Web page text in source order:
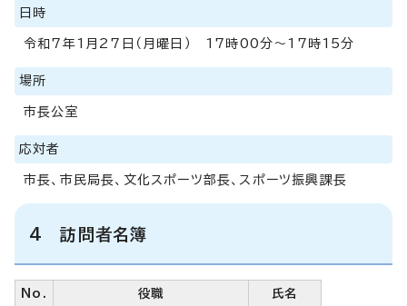
日時
令和7年1月27日（月曜日） 17時00分～17時15分
場所
市長公室
応対者
市長、市民局長、文化スポーツ部長、スポーツ振興課長
4 訪問者名簿
No. 役職 氏名